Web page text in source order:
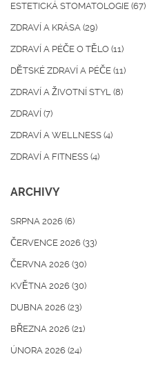
ESTETICKÁ STOMATOLOGIE (67)
ZDRAVÍ A KRÁSA (29)
ZDRAVÍ A PÉČE O TĚLO (11)
DĚTSKÉ ZDRAVÍ A PÉČE (11)
ZDRAVÍ A ŽIVOTNÍ STYL (8)
ZDRAVÍ (7)
ZDRAVÍ A WELLNESS (4)
ZDRAVÍ A FITNESS (4)
ARCHIVY
SRPNA 2026 (6)
ČERVENCE 2026 (33)
ČERVNA 2026 (30)
KVĚTNA 2026 (30)
DUBNA 2026 (23)
BŘEZNA 2026 (21)
ÚNORA 2026 (24)